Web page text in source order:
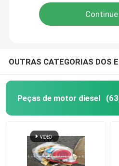
OUTRAS CATEGORIAS DOS
Peças de motor diesel